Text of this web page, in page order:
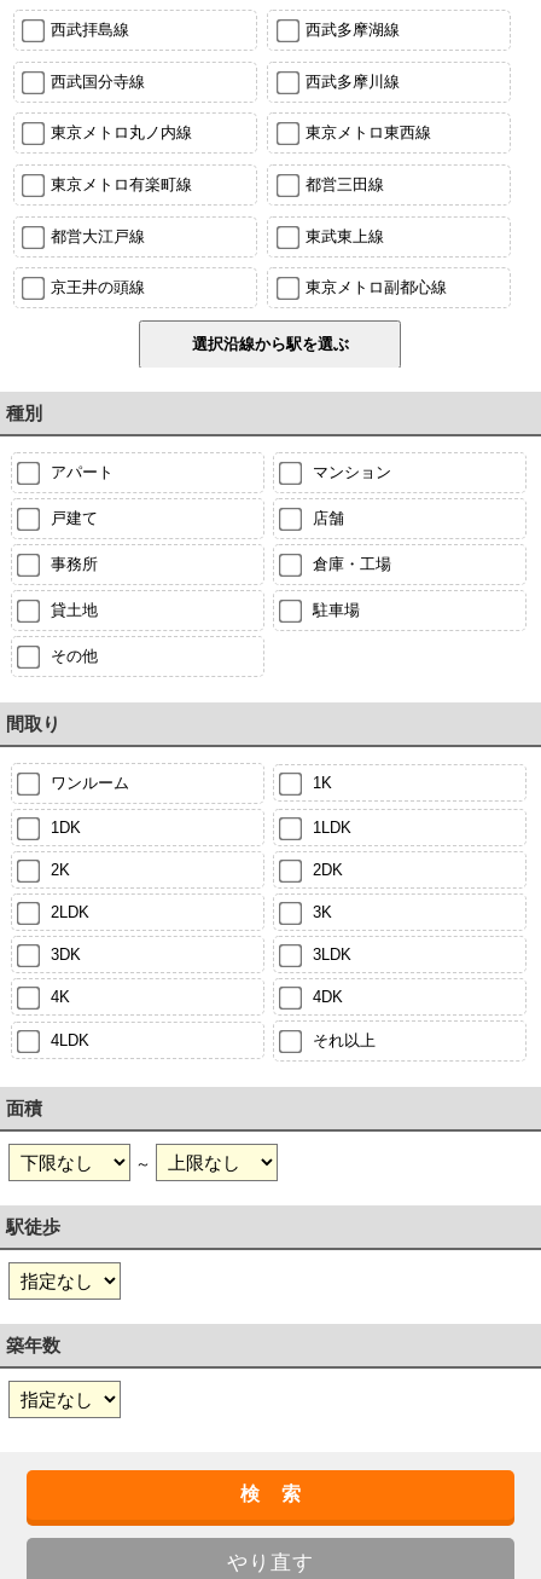
西武拝島線 西武多摩湖線
西武国分寺線 西武多摩川線
東京メトロ丸ノ内線 東京メトロ東西線
東京メトロ有楽町線 都営三田線
都営大江戸線 東武東上線
京王井の頭線 東京メトロ副都心線
種別
アパート マンション
戸建て 店舗
事務所 倉庫・工場
貸土地 駐車場
その他
間取り
ワンルーム 1K
1DK 1LDK
2K 2DK
2LDK 3K
3DK 3LDK
4K 4DK
4LDK それ以上
面積
～
駅徒歩
築年数